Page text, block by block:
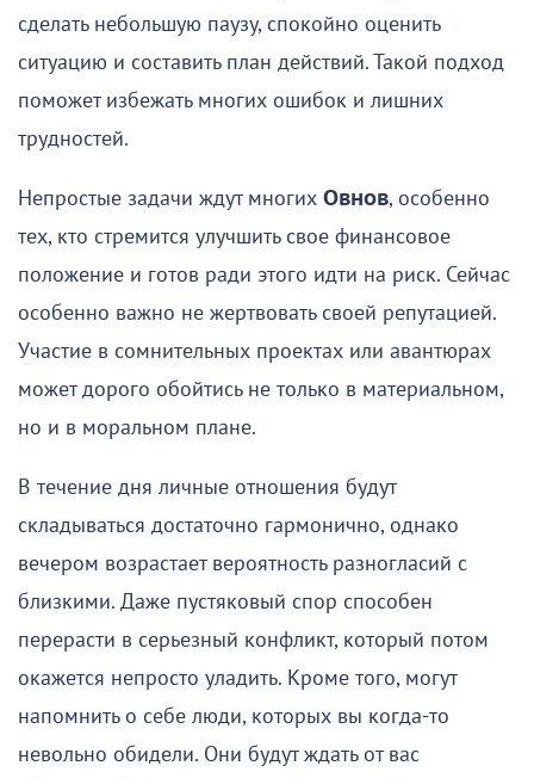
сделать небольшую паузу, спокойно оценить
ситуацию и составить план действий. Такой подход
поможет избежать многих ошибок и лишних
трудностей.
Непростые задачи ждут многих Овнов, особенно
тех, кто стремится улучшить свое финансовое
положение и готов ради этого идти на риск. Сейчас
особенно важно не жертвовать своей репутацией.
Участие в сомнительных проектах или авантюрах
может дорого обойтись не только в материальном,
но и в моральном плане.
В течение дня личные отношения будут
складываться достаточно гармонично, однако
вечером возрастает вероятность разногласий с
близкими. Даже пустяковый спор способен
перерасти в серьезный конфликт, который потом
окажется непросто уладить. Кроме того, могут
напомнить о себе люди, которых вы когда-то
невольно обидели. Они будут ждать от вас